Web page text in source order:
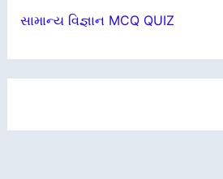
સામાન્ય વિજ્ઞાન MCQ QUIZ